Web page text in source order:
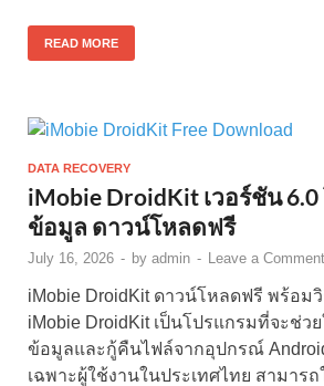
READ MORE
DATA RECOVERY
iMobie DroidKit เวอร์ชัน
ข้อมูล ดาวน์โหลดฟรี
July 16, 2026 - by admin - Leave a Comment
iMobie DroidKit ดาวน์โหลดฟรี พร้อม
iMobie DroidKit เป็นโปรแกรมที่จะช่ว
ข้อมูลและกู้คืนไฟล์จากอุปกรณ์
เฉพาะผู้ใช้งานในประเทศไทย สามาร